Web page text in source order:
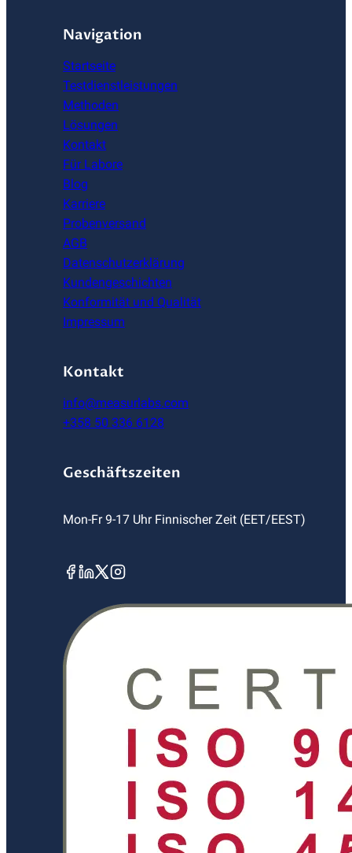
Navigation
Startseite
Testdienstleistungen
Methoden
Lösungen
Kontakt
Für Labore
Blog
Karriere
Probenversand
AGB
Datenschutzerklärung
Kundengeschichten
Konformität und Qualität
Impressum
Kontakt
info@measurlabs.com
+358 50 336 6128
Geschäftszeiten
Mon-Fr 9-17 Uhr Finnischer Zeit (EET/EEST)